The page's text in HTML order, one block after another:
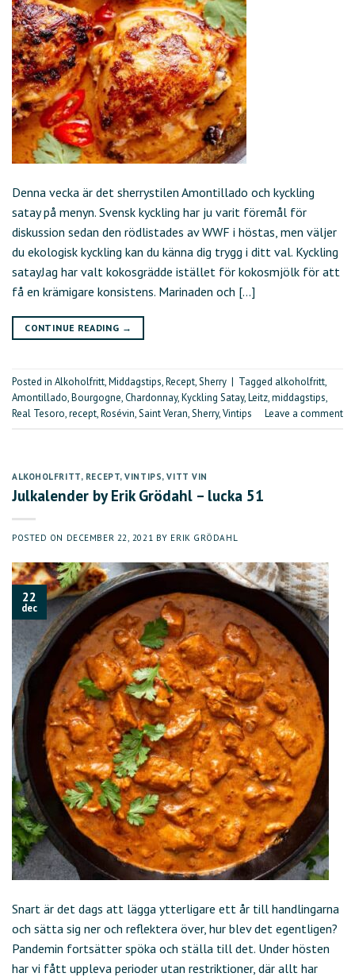
Denna vecka är det sherrystilen Amontillado och kyckling
satay på menyn. Svensk kyckling har ju varit föremål för
diskussion sedan den rödlistades av WWF i höstas, men väljer
du ekologisk kyckling kan du känna dig trygg i ditt val. Kyckling
satayJag har valt kokosgrädde istället för kokosmjölk för att
få en krämigare konsistens. Marinaden och […]
CONTINUE READING →
Posted in Alkoholfritt,Middagstips,Recept,Sherry | Tagged alkoholfritt,
Amontillado,Bourgogne,Chardonnay,Kyckling Satay,Leitz,middagstips,
Real Tesoro,recept,Rosévin,Saint Veran,Sherry,Vintips Leave a comment
ALKOHOLFRITT, RECEPT,VINTIPS,VITT VIN
Julkalender by Erik Grödahl – lucka 51
POSTED ON DECEMBER 22, 2021 BY ERIK GRÖDAHL
22
dec
Snart är det dags att lägga ytterligare ett år till handlingarna
och sätta sig ner och reflektera över, hur blev det egentligen?
Pandemin fortsätter spöka och ställa till det. Under hösten
har vi fått uppleva perioder utan restriktioner, där allt har